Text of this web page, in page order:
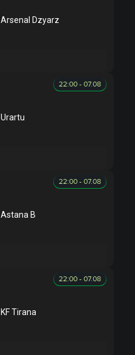
Arsenal Dzyarz
22:00 - 07.08
Urartu
22:00 - 07.08
Astana B
22:00 - 07.08
KF Tirana